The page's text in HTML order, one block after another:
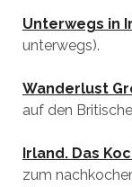
Unterwegs in
unterwegs).
Wanderlust
auf den
Irland. Das
zum